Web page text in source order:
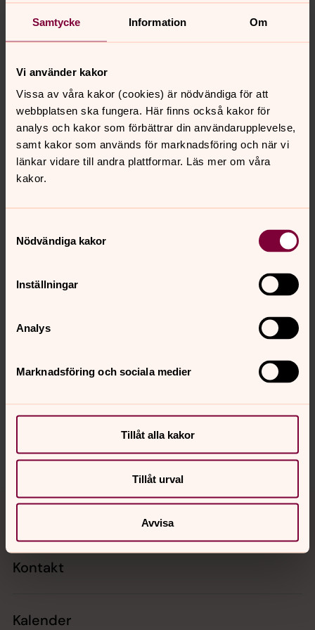
Samtycke Information Om
Vi använder kakor
Vissa av våra kakor (cookies) är nödvändiga för att
webbplatsen ska fungera. Här finns också kakor för
analys och kakor som förbättrar din användarupplevelse,
samt kakor som används för marknadsföring och när vi
länkar vidare till andra plattformar. Läs mer om våra
kakor.
Nödvändiga kakor
Inställningar
Analys
Marknadsföring och sociala medier
Tillåt alla kakor
Tillåt urval
Avvisa
konfirmation tas emot upprättas listor över grupperna
och dessa hanteras av expedition, präst och ansvariga
ledare. Separata, skriftliga samtycken tas in för film och
kontaktuppgifter för att kunna skicka ut inbjudningar till
återträffar och till konfirmationsledarskap året efter
konfirmationen. Uppgifter om konfirmationen (Ex. Namn
och personnummer) registreras i ministerialböcker som
sparas och arkiveras.
Jag godkänner register och brevutskick
Jag godkänner inte register och brevutskick
innehåll?
partille@svenskakyrkan.se
Tillbaka till toppen
Tillbaka till innehållet
Kontakt
Kalender